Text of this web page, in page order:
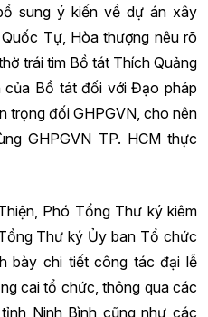
sung ý kiến về dự án xây
Tự, Hòa thượng nêu rõ
trái tim Bồ tát Thích Quảng
Bồ tát đối với Đạo pháp
trọng đối GHPGVN, cho nên
GHPGVN TP. HCM thực
Phó Tổng Thư ký kiêm
Thư ký Ủy ban Tổ chức
bày chi tiết công tác đại lễ
cai tổ chức, thông qua các
Ninh Bình cũng như các